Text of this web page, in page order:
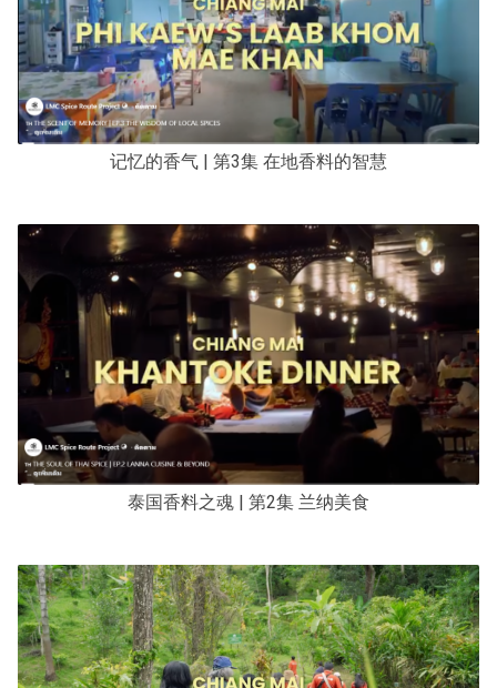
记忆的香气 | 第3集 在地香料的智慧
泰国香料之魂 | 第2集 兰纳美食